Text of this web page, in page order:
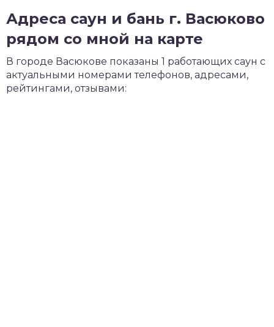
Адреса саун и бань г. Васюково
рядом со мной на карте
В городе Васюкове показаны 1 работающих саун с
актуальными номерами телефонов, адресами,
рейтингами, отзывами: